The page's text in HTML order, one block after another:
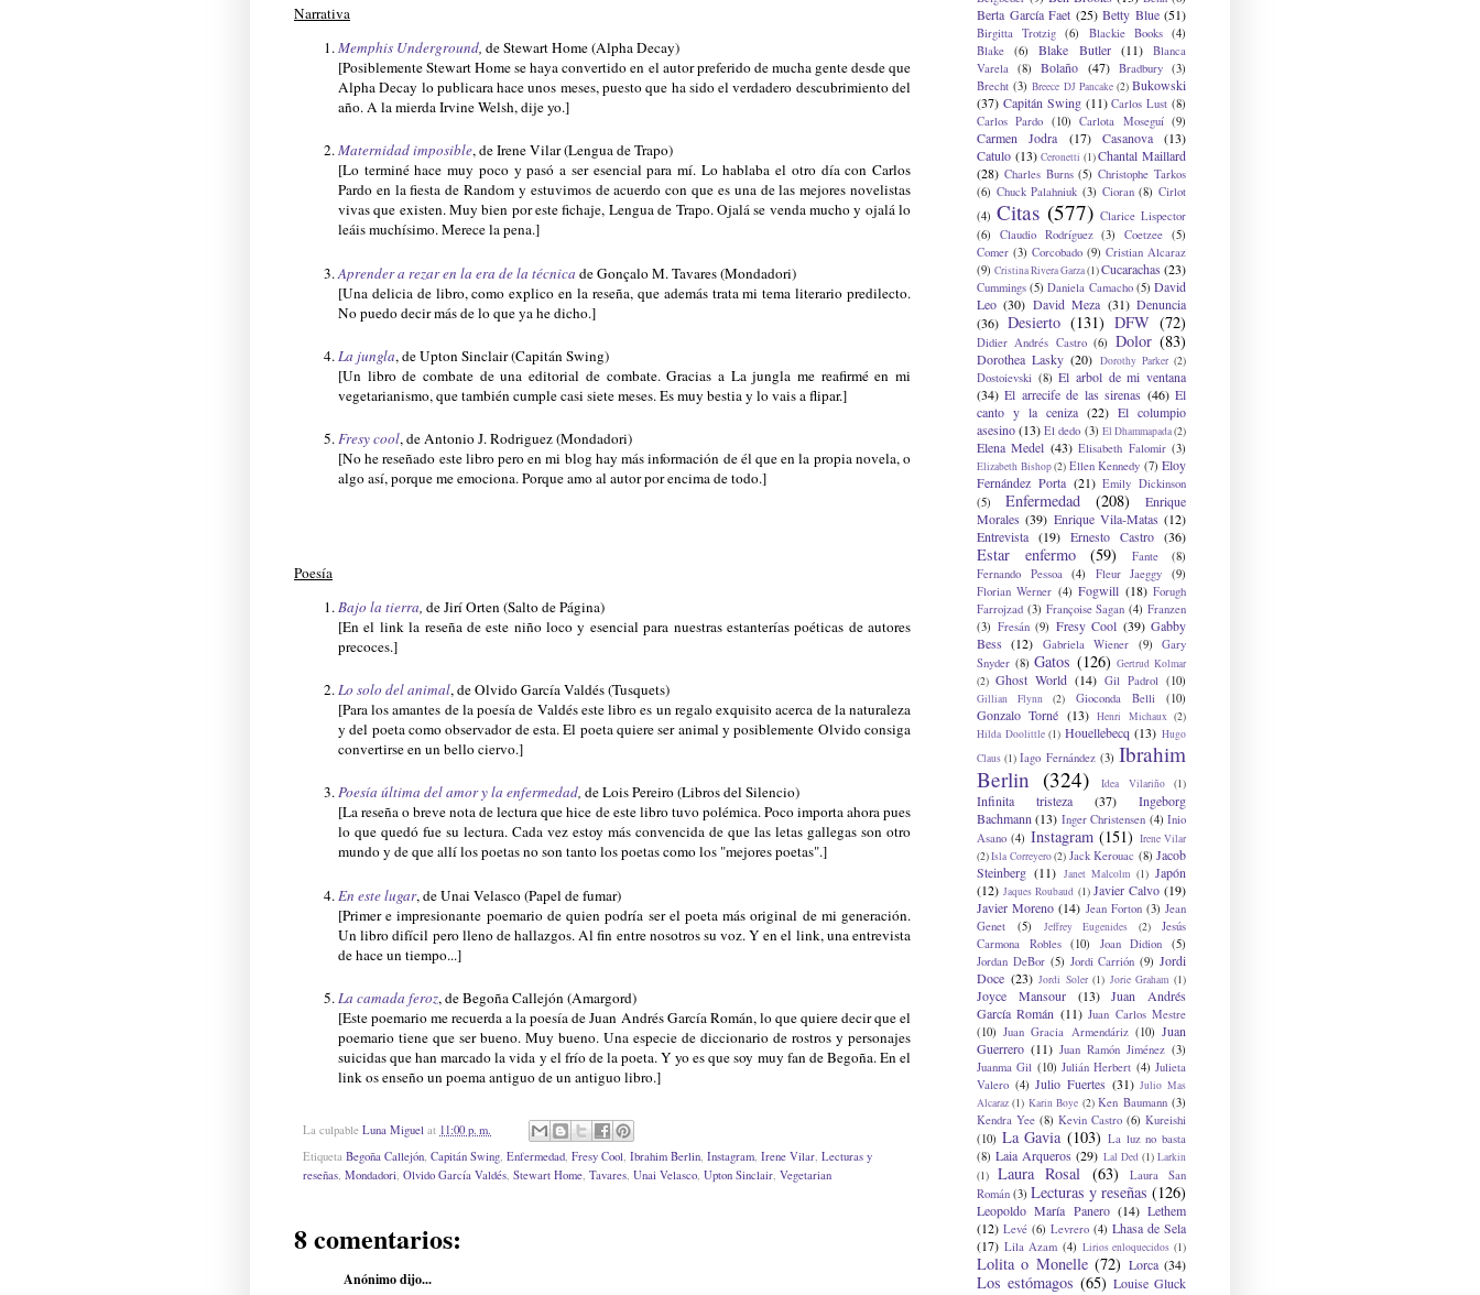
Narrativa
Memphis Underground, de Stewart Home (Alpha Decay)
[Posiblemente Stewart Home se haya convertido en el autor preferido de mucha gente desde que
Alpha Decay lo publicara hace unos meses, puesto que ha sido el verdadero descubrimiento del
año. A la mierda Irvine Welsh, dije yo.]
Maternidad imposible, de Irene Vilar (Lengua de Trapo)
[Lo terminé hace muy poco y pasó a ser esencial para mí. Lo hablaba el otro día con Carlos
Pardo en la fiesta de Random y estuvimos de acuerdo con que es una de las mejores novelistas
vivas que existen. Muy bien por este fichaje, Lengua de Trapo. Ojalá se venda mucho y ojalá lo
leáis muchísimo. Merece la pena.]
Aprender a rezar en la era de la técnica de Gonçalo M. Tavares (Mondadori)
[Una delicia de libro, como explico en la reseña, que además trata mi tema literario predilecto.
No puedo decir más de lo que ya he dicho.]
La jungla, de Upton Sinclair (Capitán Swing)
[Un libro de combate de una editorial de combate. Gracias a La jungla me reafirmé en mi
vegetarianismo, que también cumple casi siete meses. Es muy bestia y lo vais a flipar.]
Fresy cool, de Antonio J. Rodriguez (Mondadori)
[No he reseñado este libro pero en mi blog hay más información de él que en la propia novela, o
algo así, porque me emociona. Porque amo al autor por encima de todo.]
Poesía
Bajo la tierra, de Jirí Orten (Salto de Página)
[En el link la reseña de este niño loco y esencial para nuestras estanterías poéticas de autores
precoces.]
Lo solo del animal, de Olvido García Valdés (Tusquets)
[Para los amantes de la poesía de Valdés este libro es un regalo exquisito acerca de la naturaleza
y del poeta como observador de esta. El poeta quiere ser animal y posiblemente Olvido consiga
convertirse en un bello ciervo.]
Poesía última del amor y la enfermedad, de Lois Pereiro (Libros del Silencio)
[La reseña o breve nota de lectura que hice de este libro tuvo polémica. Poco importa ahora pues
lo que quedó fue su lectura. Cada vez estoy más convencida de que las letas gallegas son otro
mundo y de que allí los poetas no son tanto los poetas como los "mejores poetas".]
En este lugar, de Unai Velasco (Papel de fumar)
[Primer e impresionante poemario de quien podría ser el poeta más original de mi generación.
Un libro difícil pero lleno de hallazgos. Al fin entre nosotros su voz. Y en el link, una entrevista
de hace un tiempo...]
La camada feroz, de Begoña Callejón (Amargord)
[Este poemario me recuerda a la poesía de Juan Andrés García Román, lo que quiere decir que el
poemario tiene que ser bueno. Muy bueno. Una especie de diccionario de rostros y personajes
suicidas que han marcado la vida y el frío de la poeta. Y yo es que soy muy fan de Begoña. En el
link os enseño un poema antiguo de un antiguo libro.]
La culpable Luna Miguel at 11:00 p. m.
Etiqueta Begoña Callejón, Capitán Swing, Enfermedad, Fresy Cool, Ibrahim Berlin, Instagram, Irene Vilar, Lecturas y
reseñas, Mondadori, Olvido García Valdés, Stewart Home, Tavares, Unai Velasco, Upton Sinclair, Vegetarian
8 comentarios:
Anónimo dijo...
Berta García Faet (25) Betty Blue (51)
Birgitta Trotzig (6) Blackie Books (4)
Blake
(6) Blake Butler (11)
Blanca
Varela
(8) Bolaño (47) Bradbury (3)
Brecht (3) Breece DJ Pancake (2) Bukowski
(37) Capitán Swing (11) Carlos Lust (8)
Carlos Pardo (10) Carlota Moseguí (9)
Carmen Jodra (17) Casanova
(13)
Catulo (13) Ceronetti (1) Chantal Maillard
(28) Charles Burns (5) Christophe Tarkos
(6) Chuck Palahniuk (3) Cioran (8) Cirlot
(4) Citas (577) Clarice Lispector
(6)
Claudio Rodríguez (3) Coetzee (5)
Comer (3) Corcobado (9) Cristian Alcaraz
(9) Cristina Rivera Garza(1)Cucarachas (23)
Cummings (5) Daniela Camacho (5) David
Leo (30) David Meza (31) Denuncia
(36) Desierto (131) DFW (72)
Didier Andrés Castro (6) Dolor (83)
Dorothea Lasky (20) Dorothy Parker (2)
Dostoievski (8) El arbol de mi ventana
(34) El arrecife de las sirenas (46) El
canto y la ceniza (22) El columpio
asesino(13) El dedo (3) El Dhammapada(2)
Elena Medel (43) Elisabeth Falomir (3)
Elizabeth Bishop(2) Ellen Kennedy (7) Eloy
Fernández Porta (21) Emily Dickinson
(5)
Enfermedad (208)
Enrique
Morales (39) Enrique Vila-Matas (12)
Entrevista (19) Ernesto Castro (36)
Estar enfermo (59) Fante
(8)
Fernando Pessoa
(4) Fleur Jaeggy
(9)
Florian Werner (4) Fogwill (18) Forugh
Farrojzad (3) Françoise Sagan (4) Franzen
(3) Fresán (9) Fresy Cool (39) Gabby
Bess (12) Gabriela Wiener (9)
Gary
Snyder (8) Gatos (126) Gertrud Kolmar
(2) Ghost World (14) Gil Padrol (10)
Gillian Flynn (2) Gioconda Belli (10)
Gonzalo Torné (13) Henri Michaux (2)
Hilda Doolittle (1) Houellebecq (13) Hugo
Claus (1) Iago Fernández (3) Ibrahim
Berlin (324) Idea Vilariño (1)
Infinita tristeza (37)
Ingeborg
Bachmann (13) Inger Christensen (4) Inio
Asano (4) Instagram (151) Irene Vilar
(2)Isla Correyero(2) Jack Kerouac (8) Jacob
Steinberg (11) Janet Malcolm (1) Japón
(12) Jaques Roubaud (1) Javier Calvo (19)
Javier Moreno (14) Jean Forton (3) Jean
Genet
(5) Jeffrey Eugenides (2)
Jesús
Carmona Robles
(10) Joan Didion
(5)
Jordan DeBor (5) Jordi Carrión (9) Jordi
Doce (23) Jordi Soler (1) Jorie Graham (1)
Joyce Mansour (13)
Juan Andrés
García Román (11) Juan Carlos Mestre
(10) Juan Gracia Armendáriz (10) Juan
Guerrero (11) Juan Ramón Jiménez (3)
Juanma Gil (10) Julián Herbert (4) Julieta
Valero (4) Julio Fuertes (31) Julio Mas
Alcaraz (1) Karin Boye (2) Ken Baumann (3)
Kendra Yee (8) Kevin Castro (6) Kureishi
(10) La Gavia (103) La luz no basta
(8) Laia Arqueros (29) Lal Ded (1) Larkin
(1)
Laura Rosal (63)
Laura San
Román (3) Lecturas y reseñas (126)
Leopoldo María Panero (14) Lethem
(12) Levé (6) Levrero (4) Lhasa de Sela
(17) Lila Azam (4) Lirios enloquecidos (1)
Lolita o Monelle (72) Lorca (34)
Los estómagos (65) Louise Gluck